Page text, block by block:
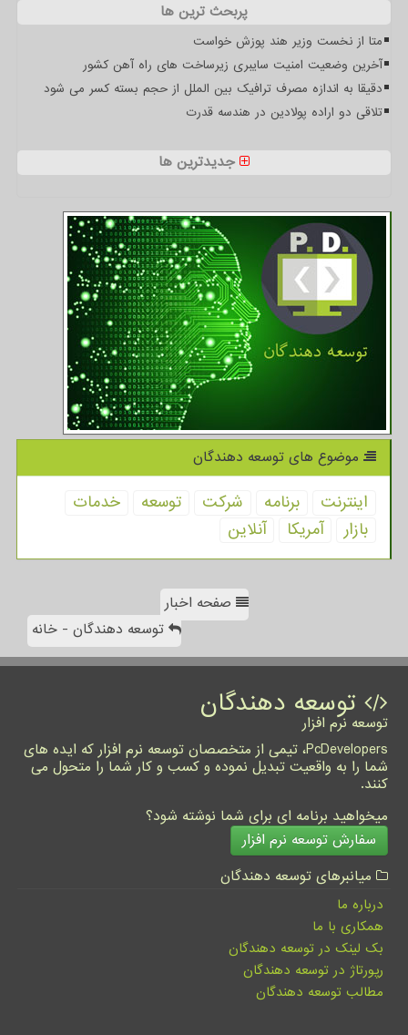
پربحث ترین ها
متا از نخست وزیر هند پوزش خواست
آخرین وضعیت امنیت سایبری زیرساخت های راه آهن کشور
دقیقا به اندازه مصرف ترافیک بین الملل از حجم بسته کسر می شود
تلاقی دو اراده پولادین در هندسه قدرت
جدیدترین ها
موضوع های توسعه دهندگان
اینترنت برنامه شركت توسعه
خدمات
بازار
آمریكا آنلاین
صفحه اخبار
توسعه دهندگان - خانه
توسعه دهندگان
توسعه نرم افزار
PcDevelopers، تیمی از متخصصان توسعه نرم افزار که ایده های
شما را به واقعیت تبدیل نموده و کسب و کار شما را متحول می
کنند.
میخواهید برنامه ای برای شما نوشته شود؟
سفارش توسعه نرم افزار
میانبرهای توسعه دهندگان
درباره ما
همکاری با ما
بک لینک در توسعه دهندگان
رپورتاژ در توسعه دهندگان
مطالب توسعه دهندگان